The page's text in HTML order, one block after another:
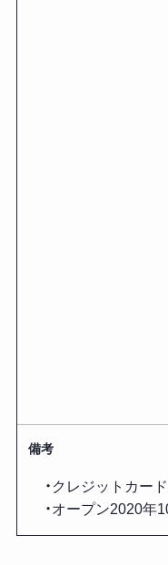
備考
・クレジットカー
・オープン2020年